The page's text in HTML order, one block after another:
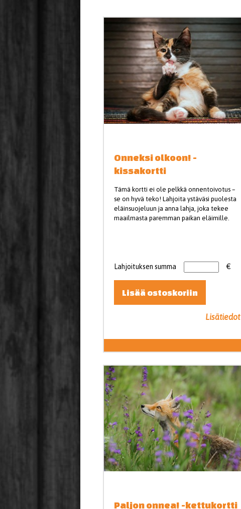
Onneksi olkoon! -
kissakortti
Tämä kortti ei ole pelkkä onnentoivotus –
se on hyvä teko! Lahjoita ystäväsi puolesta
eläinsuojeluun ja anna lahja, joka tekee
maailmasta paremman paikan eläimille.
Lahjoituksen summa €
Lisää ostoskoriin
Lisätiedot
Paljon onnea! -kettukortti